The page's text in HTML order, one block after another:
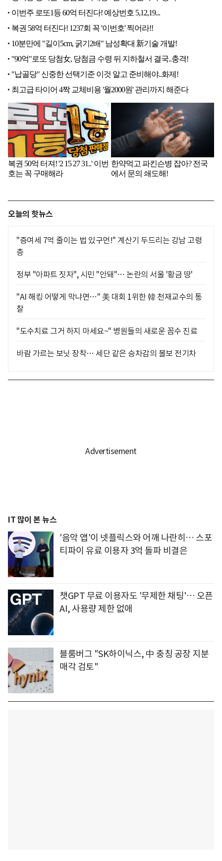
오늘의 핫뉴스
"증여세 7억 줄이는 법 있구먼!" 계산기 두드리는 강남 고령
층
정부 "아파트 짓자", 시민 "안돼"… 논란의 서울 '황금 땅'
"AI 해킹 어떻게 막냐면…" 美 대회 1위한 韓 천재교수의 통
찰
"도수치료 그거 하지 마세요~" 병원들의 새로운 꼼수 진료
바람 가르는 보닛 장착… 세단 같은 승차감의 볼보 전기차
IT 많이 본 뉴스
'음악 앱'이 넷플릭스와 어깨 나란히… 스포
티파이 유료 이용자 3억 돌파 비결은
챗GPT 무료 이용자도 '무제한 채팅'… 오픈
AI, 사용량 제한 없애
블룸버그 "SK하이닉스, 中 충칭 공장 지분
매각 검토"